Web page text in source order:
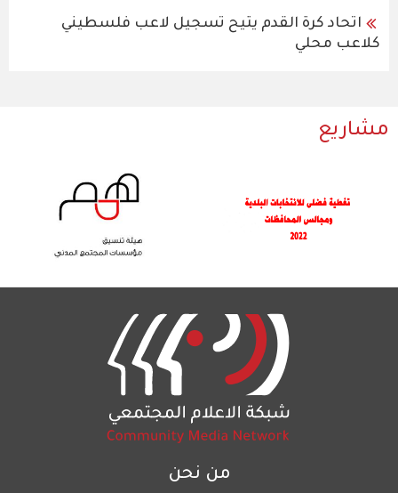
اتحاد كرة القدم يتيح تسجيل لاعب فلسطيني
كلاعب محلي
مشاريع
من نحن